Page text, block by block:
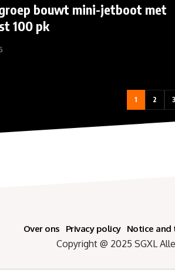
bouwt mini-jetboot met
100 pk
1 2 3
Over ons Privacy policy Notice
Copyright @ 2025 SGXL Alle